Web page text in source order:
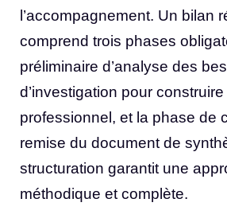
l’accompagnement. Un bilan
comprend trois phases
préliminaire d’analyse des
d’investigation pour
professionnel, et la phase de
remise du document de
structuration garantit une
méthodique et complète.